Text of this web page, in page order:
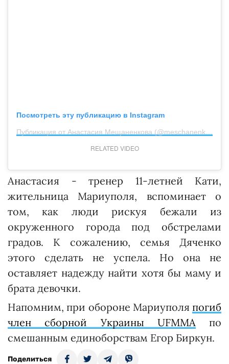
Посмотреть эту публикацию в Instagram
RELATED VIDEO
Анастасия - тренер 11-летней Кати,
жительница Мариуполя, вспоминает о
том, как люди рискуя бежали из
окруженного города под обстрелами
градов. К сожалению, семья Дяченко
этого сделать не успела. Но она не
оставляет надежду найти хотя бы маму и
брата девочки.
Напомним, при обороне Мариуполя погиб
член сборной Украины UFMMA по
смешанным единоборствам Егор Биркун.
Поделиться